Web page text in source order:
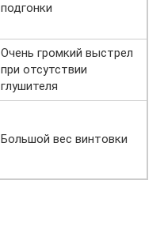
подгонки
Очень громкий выстрел
при отсутствии
глушителя
Большой вес винтовки